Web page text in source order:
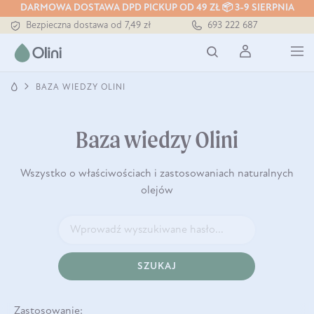
DARMOWA DOSTAWA DPD PICKUP OD 49 ZŁ 📦 3-9 SIERPNIA
Bezpieczna dostawa od 7,49 zł
Darmowa dostawa od 199 zł
Tłoczony zawsze na zimno
693 222 687
BAZA WIEDZY OLINI
Baza wiedzy Olini
Wszystko o właściwościach i zastosowaniach naturalnych
olejów
SZUKAJ
Zastosowanie: